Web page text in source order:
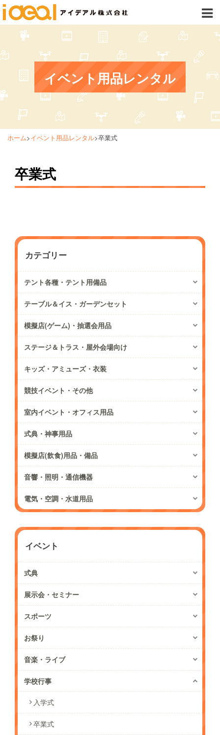
イベント用品レンタル
ホーム>イベント用品レンタル>卒業式
卒業式
カテゴリー
テント各種・テント用備品
テーブル＆イス・ガーデンセット
模擬店(ゲーム)・抽選会用品
ステージ＆トラス・屋外会場向け
キッズ・アミューズ・衣装
競技イベント・その他
室内イベント・オフィス用品
式典・神事用品
模擬店(飲食)用品・備品
音響・照明・通信機器
電気・空調・水道用品
イベント
式典
展示会・セミナー
スポーツ
お祭り
音楽・ライブ
学校行事
入学式
卒業式